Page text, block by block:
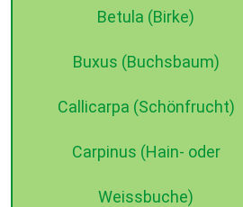
Betula (Birke)
Buxus (Buchsbaum)
Callicarpa (Schönfrucht)
Carpinus (Hain- oder
Weissbuche)©2015 dehne internet